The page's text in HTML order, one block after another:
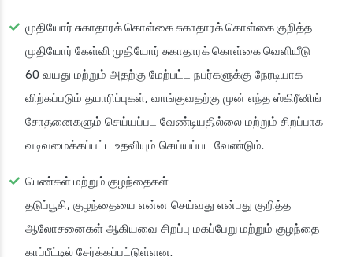
முதியோர் சுகாதாரக் கொள்கை சுகாதாரக் கொள்கை குறித்த
முதியோர் கேள்வி முதியோர் சுகாதாரக் கொள்கை வெளியீடு
60 வயது மற்றும் அதற்கு மேற்பட்ட நபர்களுக்கு நேரடியாக
விற்கப்படும் தயாரிப்புகள், வாங்குவதற்கு முன் எந்த ஸ்கிரீனிங்
சோதனைகளும் செய்யப்பட வேண்டியதில்லை மற்றும் சிறப்பாக
வடிவமைக்கப்பட்ட உதவியும் செய்யப்பட வேண்டும்.
பெண்கள் மற்றும் குழந்தைகள்
தடுப்பூசி, குழந்தையை என்ன செய்வது என்பது குறித்த
ஆலோசனைகள் ஆகியவை சிறப்பு மகப்பேறு மற்றும் குழந்தை
காப்பீட்டில் சேர்க்கப்பட்டுள்ளன.